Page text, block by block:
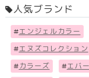
人気ブランド
#エンジェルカラー
#エヌズコレクション
# カラーズ #エバ